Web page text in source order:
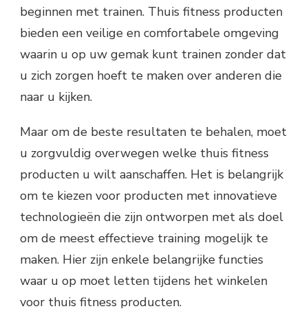
beginnen met trainen. Thuis fitness producten
bieden een veilige en comfortabele omgeving
waarin u op uw gemak kunt trainen zonder dat
u zich zorgen hoeft te maken over anderen die
naar u kijken.
Maar om de beste resultaten te behalen, moet
u zorgvuldig overwegen welke thuis fitness
producten u wilt aanschaffen. Het is belangrijk
om te kiezen voor producten met innovatieve
technologieën die zijn ontworpen met als doel
om de meest effectieve training mogelijk te
maken. Hier zijn enkele belangrijke functies
waar u op moet letten tijdens het winkelen
voor thuis fitness producten.